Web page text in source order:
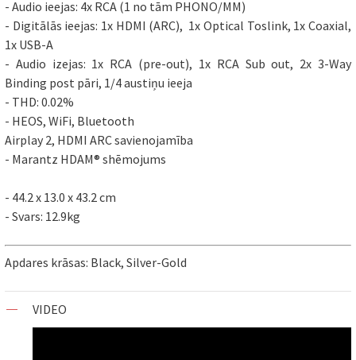
- Audio ieejas: 4x RCA (1 no tām PHONO/MM)
- Digitālās ieejas: 1x HDMI (ARC), 1x Optical Toslink, 1x Coaxial,
1x USB-A
- Audio izejas: 1x RCA (pre-out), 1x RCA Sub out, 2x 3-Way
Binding post pāri, 1/4 austiņu ieeja
- THD: 0.02%
- HEOS, WiFi, Bluetooth
Airplay 2, HDMI ARC savienojamība
- Marantz HDAM® shēmojums
- 44.2 x 13.0 x 43.2 cm
- Svars: 12.9kg
Apdares krāsas: Black, Silver-Gold
VIDEO